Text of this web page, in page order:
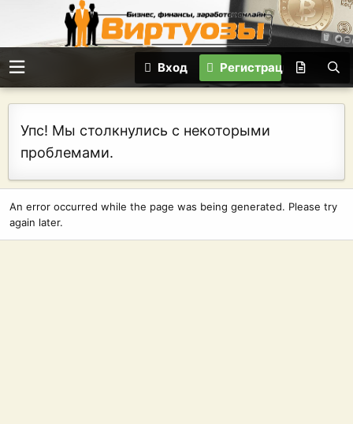
Вход Регистрация
Упс! Мы столкнулись с некоторыми
проблемами.
An error occurred while the page was being generated. Please try
again later.